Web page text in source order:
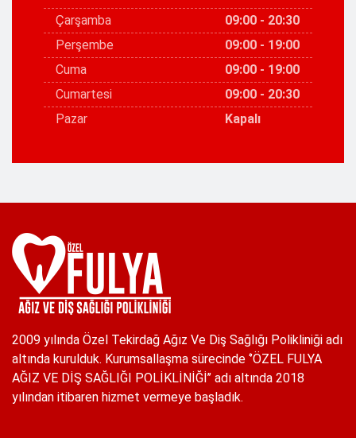
Çarşamba
09:00 - 20:30
Perşembe
09:00 - 19:00
Cuma
09:00 - 19:00
Cumartesi
09:00 - 20:30
Pazar
Kapalı
2009 yılında Özel Tekirdağ Ağız Ve Diş Sağlığı Polikliniği adı
altında kurulduk. Kurumsallaşma sürecinde ‘’ÖZEL FULYA
AĞIZ VE DİŞ SAĞLIĞI POLİKLİNİĞİ’’ adı altında 2018
yılından itibaren hizmet vermeye başladık.